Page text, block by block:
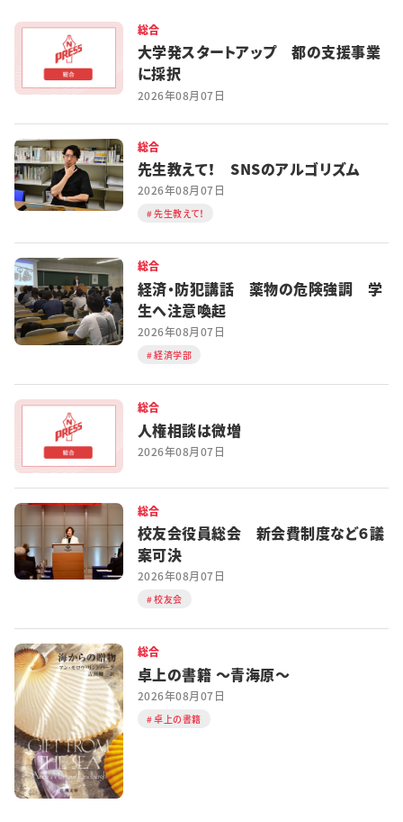
総合
大学発スタートアップ 都の支援事業
に採択
2026年08月07日
総合
先生教えて！ SNSのアルゴリズム
2026年08月07日
先生教えて！
総合
経済・防犯講話 薬物の危険強調 学
生へ注意喚起
2026年08月07日
経済学部
総合
人権相談は微増
2026年08月07日
総合
校友会役員総会 新会費制度など６議
案可決
2026年08月07日
校友会
総合
卓上の書籍 ～青海原～
2026年08月07日
卓上の書籍